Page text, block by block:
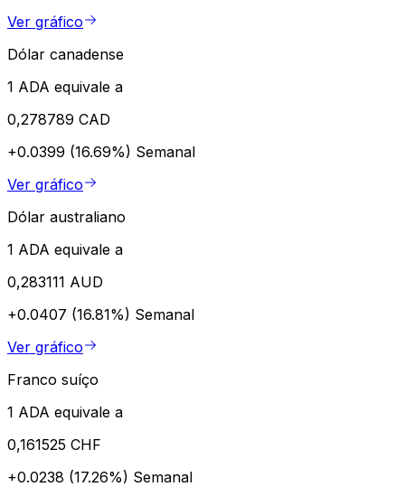
Ver gráfico
Dólar canadense
1 ADA equivale a
0,278789 CAD
+0.0399 (16.69%) Semanal
Ver gráfico
Dólar australiano
1 ADA equivale a
0,283111 AUD
+0.0407 (16.81%) Semanal
Ver gráfico
Franco suíço
1 ADA equivale a
0,161525 CHF
+0.0238 (17.26%) Semanal